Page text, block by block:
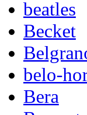
beatles
Becket
belo-
Bera